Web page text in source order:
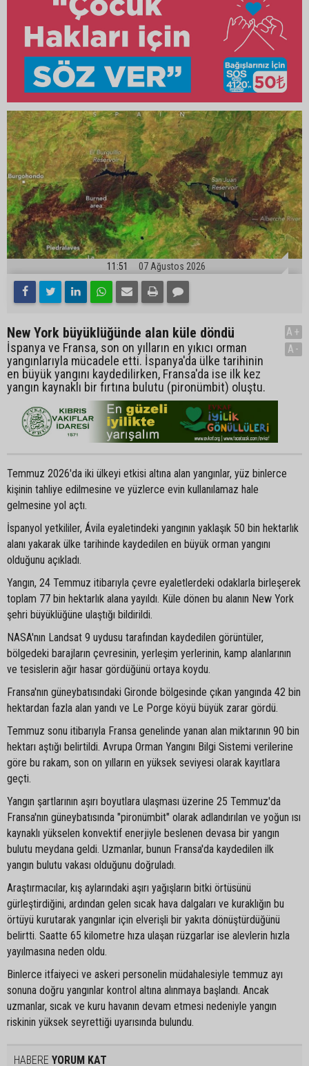
11:51 07 Ağustos 2026
New York büyüklüğünde alan küle döndü
İspanya ve Fransa, son on yılların en yıkıcı orman
yangınlarıyla mücadele etti. İspanya'da ülke tarihinin
en büyük yangını kaydedilirken, Fransa'da ise ilk kez
yangın kaynaklı bir fırtına bulutu (pironümbit) oluştu.
A+
A-
Temmuz 2026'da iki ülkeyi etkisi altına alan yangınlar, yüz binlerce
kişinin tahliye edilmesine ve yüzlerce evin kullanılamaz hale
gelmesine yol açtı.
İspanyol yetkililer, Ávila eyaletindeki yangının yaklaşık 50 bin hektarlık
alanı yakarak ülke tarihinde kaydedilen en büyük orman yangını
olduğunu açıkladı.
Yangın, 24 Temmuz itibarıyla çevre eyaletlerdeki odaklarla birleşerek
toplam 77 bin hektarlık alana yayıldı. Küle dönen bu alanın New York
şehri büyüklüğüne ulaştığı bildirildi.
NASA'nın Landsat 9 uydusu tarafından kaydedilen görüntüler,
bölgedeki barajların çevresinin, yerleşim yerlerinin, kamp alanlarının
ve tesislerin ağır hasar gördüğünü ortaya koydu.
Fransa'nın güneybatısındaki Gironde bölgesinde çıkan yangında 42 bin
hektardan fazla alan yandı ve Le Porge köyü büyük zarar gördü.
Temmuz sonu itibarıyla Fransa genelinde yanan alan miktarının 90 bin
hektarı aştığı belirtildi. Avrupa Orman Yangını Bilgi Sistemi verilerine
göre bu rakam, son on yılların en yüksek seviyesi olarak kayıtlara
geçti.
Yangın şartlarının aşırı boyutlara ulaşması üzerine 25 Temmuz'da
Fransa'nın güneybatısında "pironümbit" olarak adlandırılan ve yoğun ısı
kaynaklı yükselen konvektif enerjiyle beslenen devasa bir yangın
bulutu meydana geldi. Uzmanlar, bunun Fransa'da kaydedilen ilk
yangın bulutu vakası olduğunu doğruladı.
Araştırmacılar, kış aylarındaki aşırı yağışların bitki örtüsünü
gürleştirdiğini, ardından gelen sıcak hava dalgaları ve kuraklığın bu
örtüyü kurutarak yangınlar için elverişli bir yakıta dönüştürdüğünü
belirtti. Saatte 65 kilometre hıza ulaşan rüzgarlar ise alevlerin hızla
yayılmasına neden oldu.
Binlerce itfaiyeci ve askeri personelin müdahalesiyle temmuz ayı
sonuna doğru yangınlar kontrol altına alınmaya başlandı. Ancak
uzmanlar, sıcak ve kuru havanın devam etmesi nedeniyle yangın
riskinin yüksek seyrettiği uyarısında bulundu.
HABERE YORUM KAT